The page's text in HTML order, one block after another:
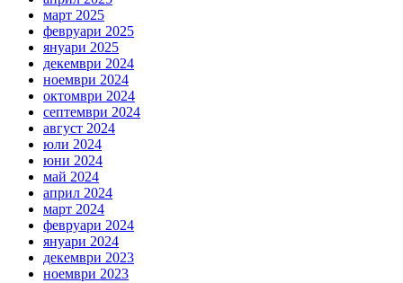
март 2025
февруари 2025
януари 2025
декември 2024
ноември 2024
октомври 2024
септември 2024
август 2024
юли 2024
юни 2024
май 2024
април 2024
март 2024
февруари 2024
януари 2024
декември 2023
ноември 2023